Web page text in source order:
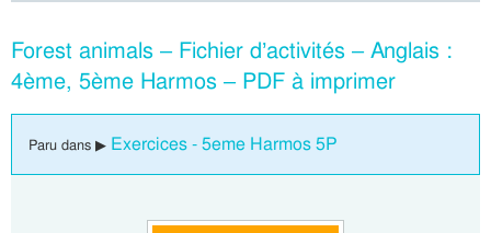
Forest animals – Fichier d’activités – Anglais :
4ème, 5ème Harmos – PDF à imprimer
Paru dans ▶ Exercices - 5eme Harmos 5P